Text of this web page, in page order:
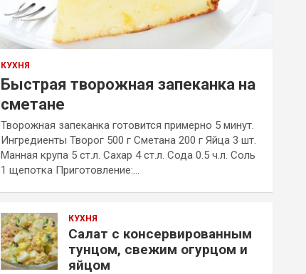
КУХНЯ
Быстрая творожная запеканка на
сметане
Творожная запеканка готовится примерно 5 минут.
Ингредиенты Творог 500 г Сметана 200 г Яйца 3 шт.
Манная крупа 5 ст.л. Сахар 4 ст.л. Сода 0.5 ч.л. Соль
1 щепотка Приготовление:…
КУХНЯ
Салат с консервированным
тунцом, свежим огурцом и
яйцом